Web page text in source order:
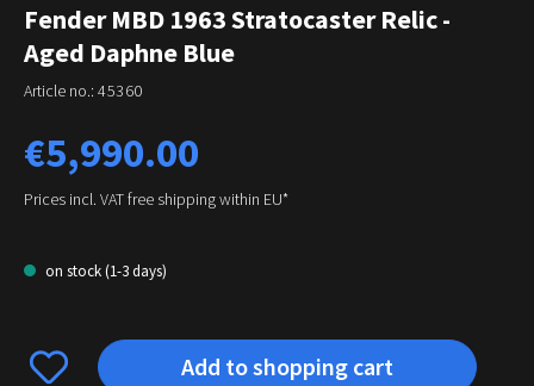
Fender MBD 1963 Stratocaster Relic -
Aged Daphne Blue
Article no.: 45360
Regular price:
€5,990.00
Prices incl. VAT free shipping within EU*
on stock (1-3 days)
Add to shopping cart